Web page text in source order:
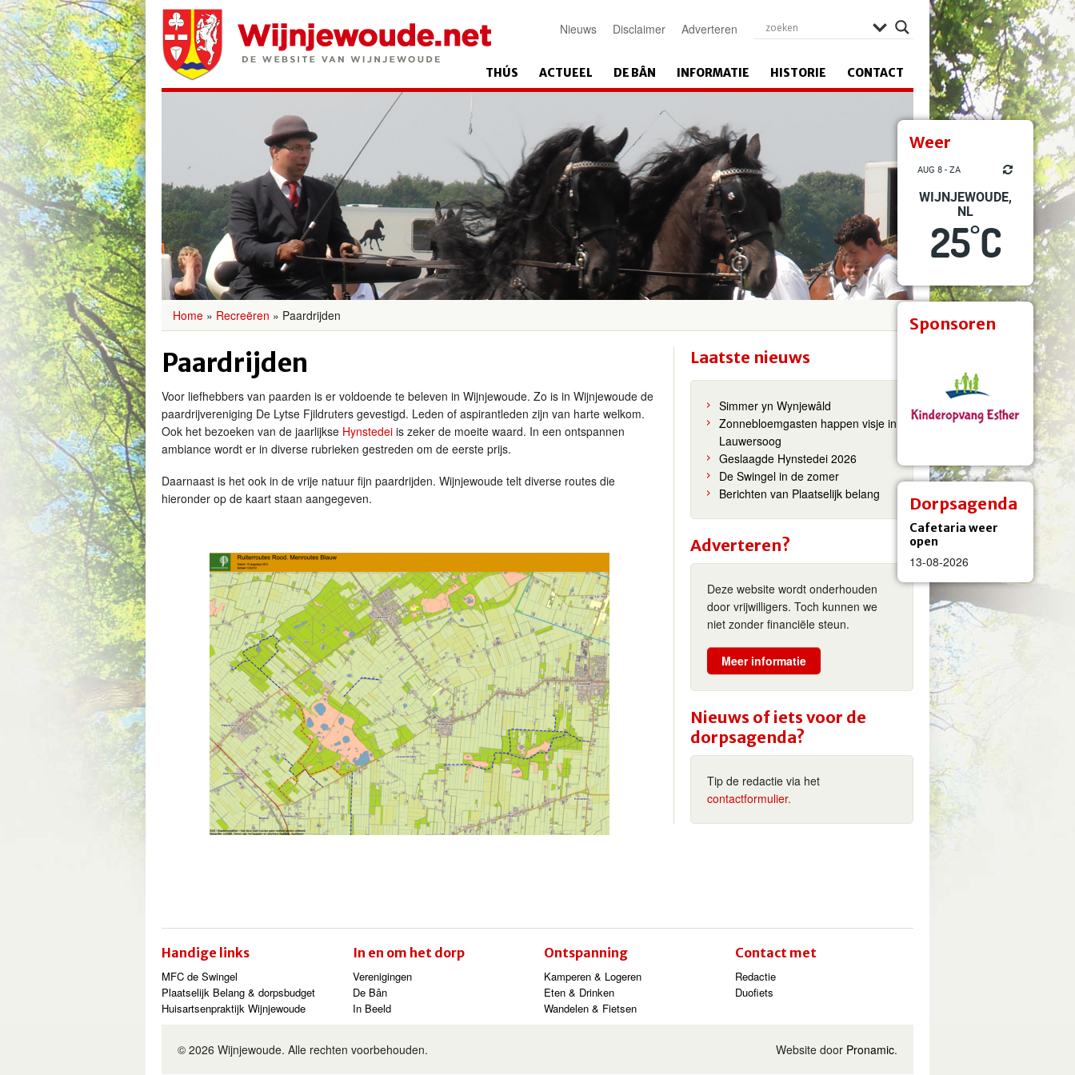
Weer
AUG 8 - ZA
WIJNJEWOUDE,
NL
25°C
Sponsoren
Dorpsagenda
Cafetaria weer
open
13-08-2026
Nieuws Disclaimer Adverteren
THÚS ACTUEEL DE BÂN INFORMATIE HISTORIE CONTACT
Home » Recreëren » Paardrijden
Paardrijden
Voor liefhebbers van paarden is er voldoende te beleven in Wijnjewoude. Zo is in Wijnjewoude de
paardrijvereniging De Lytse Fjildruters gevestigd. Leden of aspirantleden zijn van harte welkom.
Ook het bezoeken van de jaarlijkse Hynstedei is zeker de moeite waard. In een ontspannen
ambiance wordt er in diverse rubrieken gestreden om de eerste prijs.
Daarnaast is het ook in de vrije natuur fijn paardrijden. Wijnjewoude telt diverse routes die
hieronder op de kaart staan aangegeven.
Laatste nieuws
Simmer yn Wynjewâld
Zonnebloemgasten happen visje in
Lauwersoog
Geslaagde Hynstedei 2026
De Swingel in de zomer
Berichten van Plaatselijk belang
Adverteren?
Deze website wordt onderhouden
door vrijwilligers. Toch kunnen we
niet zonder financiële steun.
Meer informatie
Nieuws of iets voor de
dorpsagenda?
Tip de redactie via het
contactformulier.
Handige links
MFC de Swingel
Plaatselijk Belang & dorpsbudget
Huisartsenpraktijk Wijnjewoude
In en om het dorp
Verenigingen
De Bân
In Beeld
Ontspanning
Kamperen & Logeren
Eten & Drinken
Wandelen & Fietsen
Contact met
Redactie
Duofiets
© 2026 Wijnjewoude. Alle rechten voorbehouden. Website door Pronamic.